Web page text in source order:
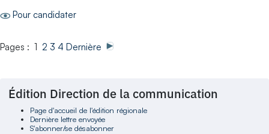
Pour candidater
Pages : 1 2 3 4 Dernière
Édition Direction de la communication
Page d'accueil de l'édition régionale
Dernière lettre envoyée
S'abonner/se désabonner